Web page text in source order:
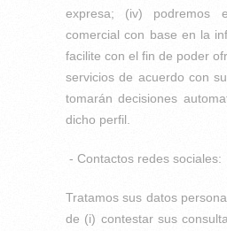
expresa; (iv) podremos
comercial con base en la
facilite con el fin de poder
servicios de acuerdo con
tomarán decisiones
dicho perfil.
- Contactos redes sociales:
Tratamos sus datos
de (i) contestar sus